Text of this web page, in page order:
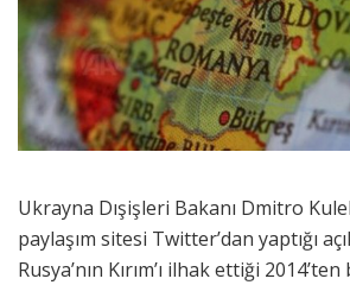
Ukrayna Dışişleri Bakanı Dmitro
paylaşım sitesi Twitter’dan yaptığı
Rusya’nın Kırım’ı ilhak ettiği